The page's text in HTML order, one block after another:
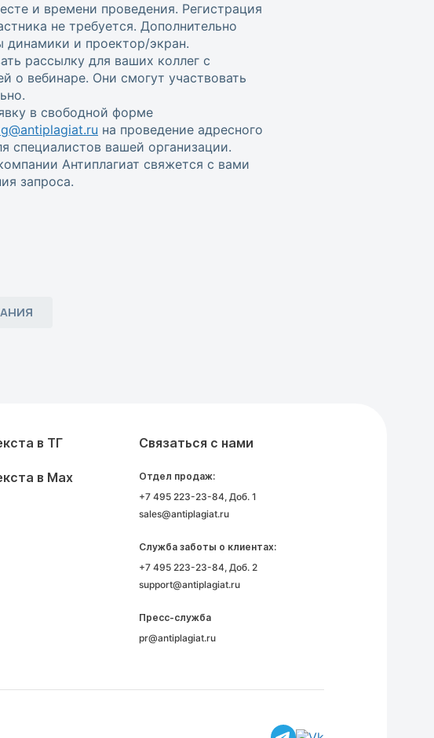
и времени проведения. Регистрация
не требуется. Дополнительно
динамики и проектор/экран.
рассылку для ваших коллег с
о вебинаре. Они смогут участвовать
в свободной форме
на проведение адресного
специалистов вашей организации.
Антиплагиат свяжется с вами
запроса.
в ТГ
в Max
Связаться с нами
Отдел продаж:
+7 495 223-23-84, Доб. 1
sales@antiplagiat.ru
Служба заботы о клиентах:
+7 495 223-23-84, Доб. 2
support@antiplagiat.ru
Пресс-служба
pr@antiplagiat.ru